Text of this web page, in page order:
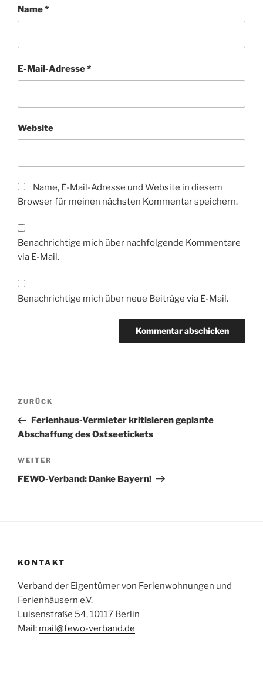
Name*
E-Mail-Adresse*
Website
Name, E-Mail-Adresse und Website in diesem
Browser für meinen nächsten Kommentar speichern.
Benachrichtige mich über nachfolgende Kommentare
via E-Mail.
Benachrichtige mich über neue Beiträge via E-Mail.
Beitragsnavigation
Vorheriger
Beitrag
ZURÜCK
Ferienhaus-Vermieter kritisieren geplante
Abschaffung des Ostseetickets
Nächster
Beitrag
WEITER
FEWO-Verband: Danke Bayern!
KONTAKT
Verband der Eigentümer von Ferienwohnungen und
Ferienhäusern e.V.
Luisenstraße 54, 10117 Berlin
Mail: mail@fewo-verband.de